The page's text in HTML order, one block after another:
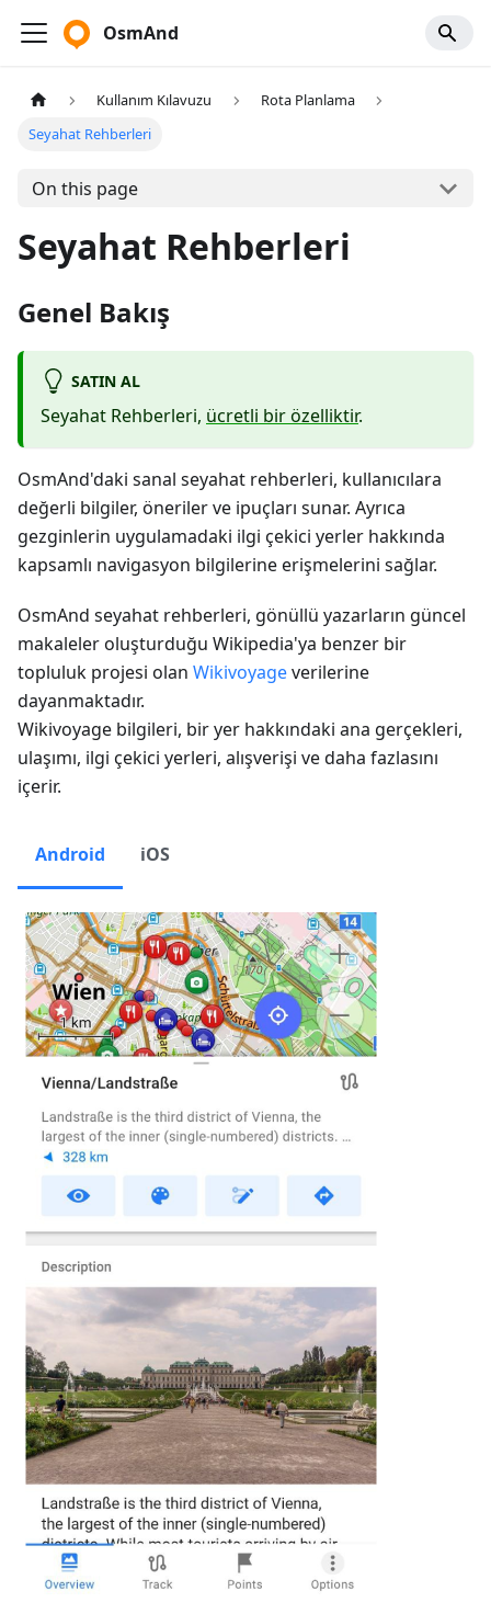
OsmAnd
Kullanım Kılavuzu
Rota Planlama
Seyahat Rehberleri
On this page
Seyahat Rehberleri
Genel Bakış
SATIN AL
Seyahat Rehberleri, ücretli bir özelliktir.
OsmAnd'daki sanal seyahat rehberleri, kullanıcılara
değerli bilgiler, öneriler ve ipuçları sunar. Ayrıca
gezginlerin uygulamadaki ilgi çekici yerler hakkında
kapsamlı navigasyon bilgilerine erişmelerini sağlar.
OsmAnd seyahat rehberleri, gönüllü yazarların güncel
makaleler oluşturduğu Wikipedia'ya benzer bir
topluluk projesi olan Wikivoyageverilerine
dayanmaktadır.
Wikivoyage bilgileri, bir yer hakkındaki ana gerçekleri,
ulaşımı, ilgi çekici yerleri, alışverişi ve daha fazlasını
içerir.
Android iOS